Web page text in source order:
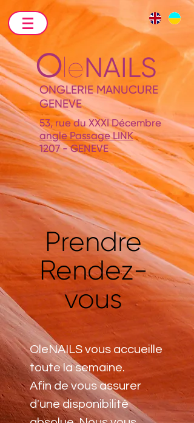
O leNAILS
ONGLERIE MANUCURE
GENEVE
53, rue du XXXI Décembre
angle Passage LINK
1207 - GENEVE
Prendre
Rendez-
vous
OleNAILS vous accueille
toute la semaine.
Afin de vous assurer
d'une disponibilité